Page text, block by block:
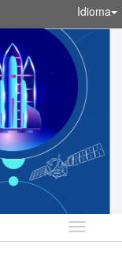
Idioma
Idioma